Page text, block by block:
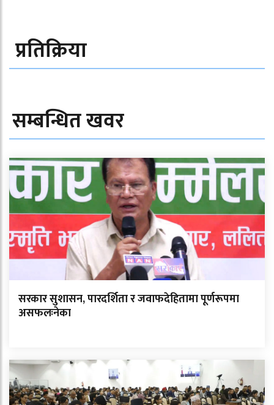
प्रतिक्रिया
सम्बन्धित खवर
सरकार सुशासन, पारदर्शिता र जवाफदेहितामा पूर्णरूपमा
असफलःनेका